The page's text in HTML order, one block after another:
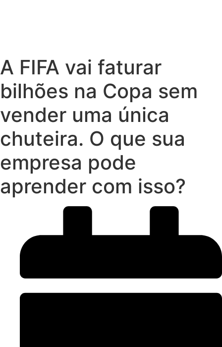
A FIFA vai faturar
bilhões na Copa sem
vender uma única
chuteira. O que sua
empresa pode
aprender com isso?